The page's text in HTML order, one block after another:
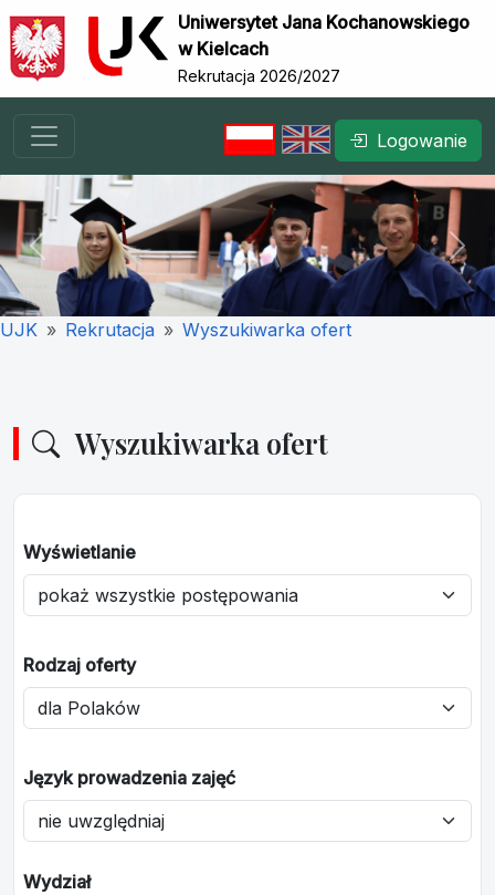
Uniwersytet Jana Kochanowskiego
w Kielcach
Rekrutacja 2026/2027
Logowanie
Previous Next
UJK Rekrutacja Wyszukiwarka ofert
Wyszukiwarka ofert
Wyświetlanie
Rodzaj oferty
Język prowadzenia zajęć
Wydział